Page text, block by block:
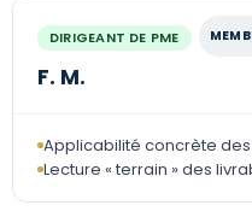
DIRIGEANT DE PME
F. M.
Applicabilité concrète
Lecture « terrain » des